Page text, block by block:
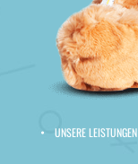
UNSERE LEISTUNGEN